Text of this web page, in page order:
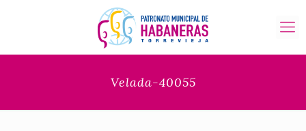
Velada-40055